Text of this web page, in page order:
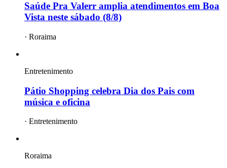
Saúde Pra Valerr amplia atendimentos em Boa
Vista neste sábado (8/8)
· Roraima
Entretenimento
Pátio Shopping celebra Dia dos Pais com
música e oficina
· Entretenimento
Roraima